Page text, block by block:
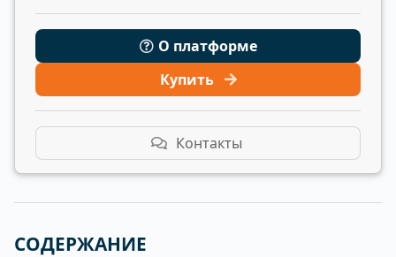
О платформе
Купить
Контакты
СОДЕРЖАНИЕ